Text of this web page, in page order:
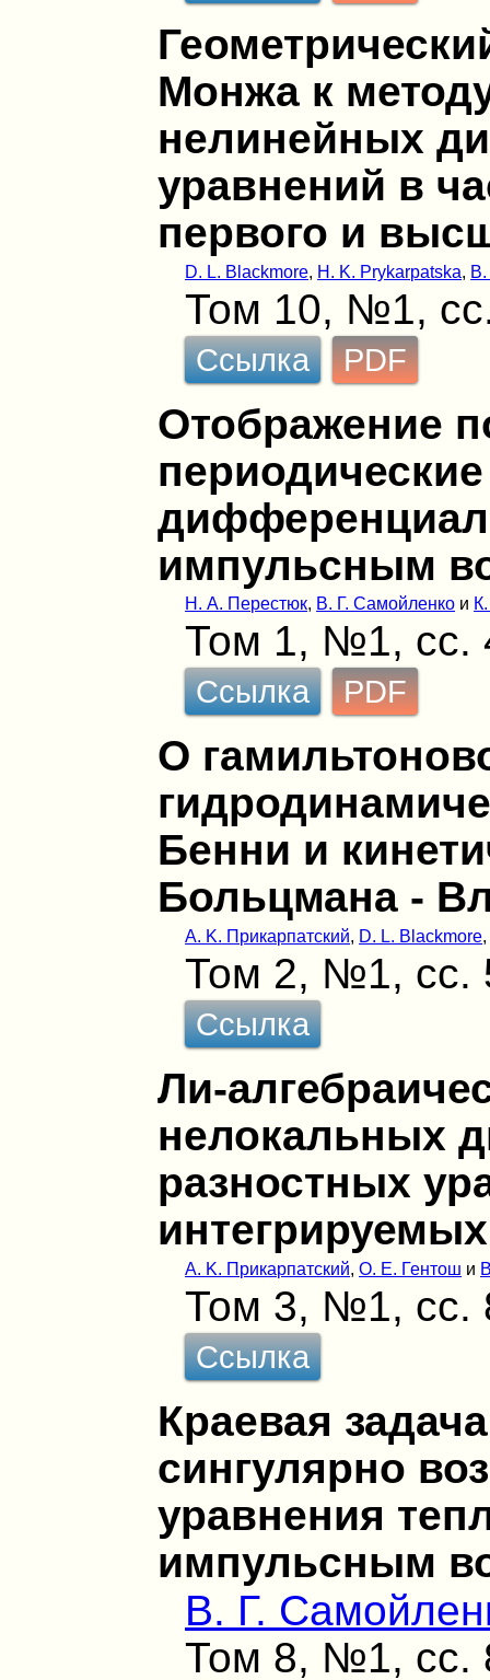
Монжа к
нелинейных
уравнений в
первого и
D. L. Blackmore, Н. K. Prykarpatska,
Том 10, №1,
Ссылка PDF
Отображение
импульсным
Н. А. Перестюк, В. Г. Самойленко и
Том 1, №1, сс.
Ссылка PDF
О
Бенни и
Больцмана -
А. K. Прикарпатский, D. L. Blackmore
Том 2, №1, сс.
Ссылка
Ли-
нелокальных
разностных
А. K. Прикарпатский,O. E. Гентош и
Том 3, №1, сс.
Ссылка
Краевая
сингулярно
уравнения
импульсным
В. Г.
Том 8, №1, сс.